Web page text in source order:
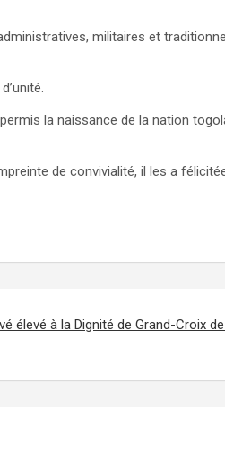
militaires et
la naissance de la nation
de convivialité, il les a
élevé à la Dignité de Grand-Croix de